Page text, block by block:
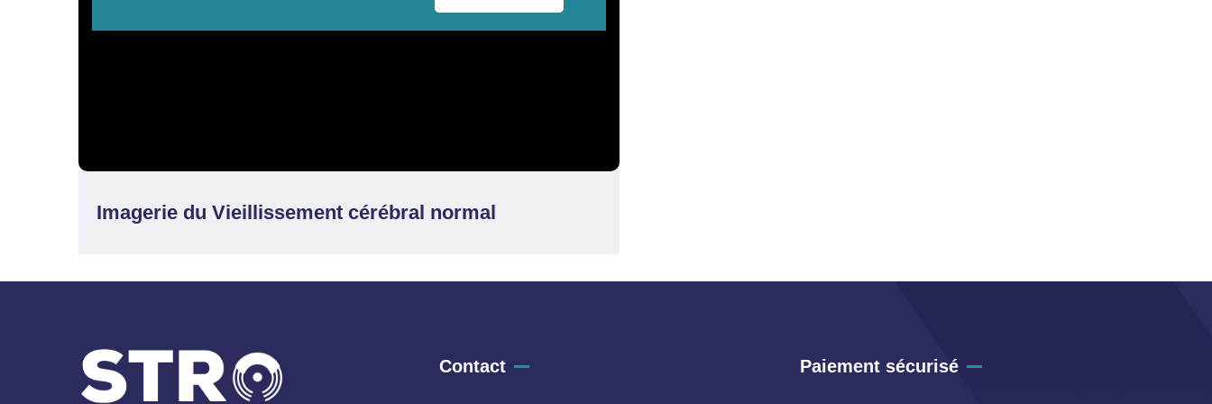
Imagerie du Vieillissement cérébral normal
Contact Paiement sécurisé